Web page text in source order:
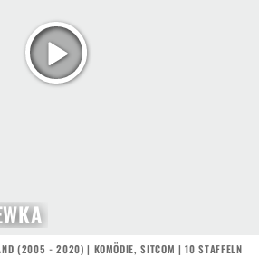
(2005 - 2020) | KOMÖDIE,SITCOM |10 STAFFELN